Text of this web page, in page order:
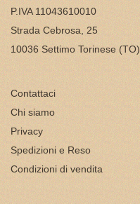
P.IVA 11043610010
Strada Cebrosa, 25
10036 Settimo Torinese (TO)
Contattaci
Chi siamo
Privacy
Spedizioni e Reso
Condizioni di vendita